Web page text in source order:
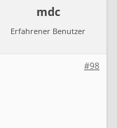
mdc
Erfahrener Benutzer
#98